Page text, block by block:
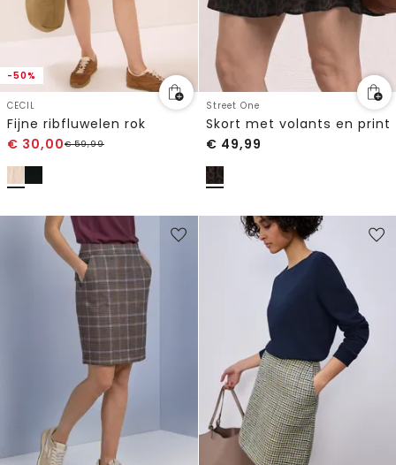
-50%
CECIL
Fijne ribfluwelen rok
€ 30,00€59,99
Street One
Skort met volants en print
€ 49,99